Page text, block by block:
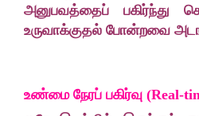
அனுபவத்தைப் பகிர்ந்து
உருவாக்குதல் போன்றவை
உண்மை நேரப் பகிர்வு (Real-